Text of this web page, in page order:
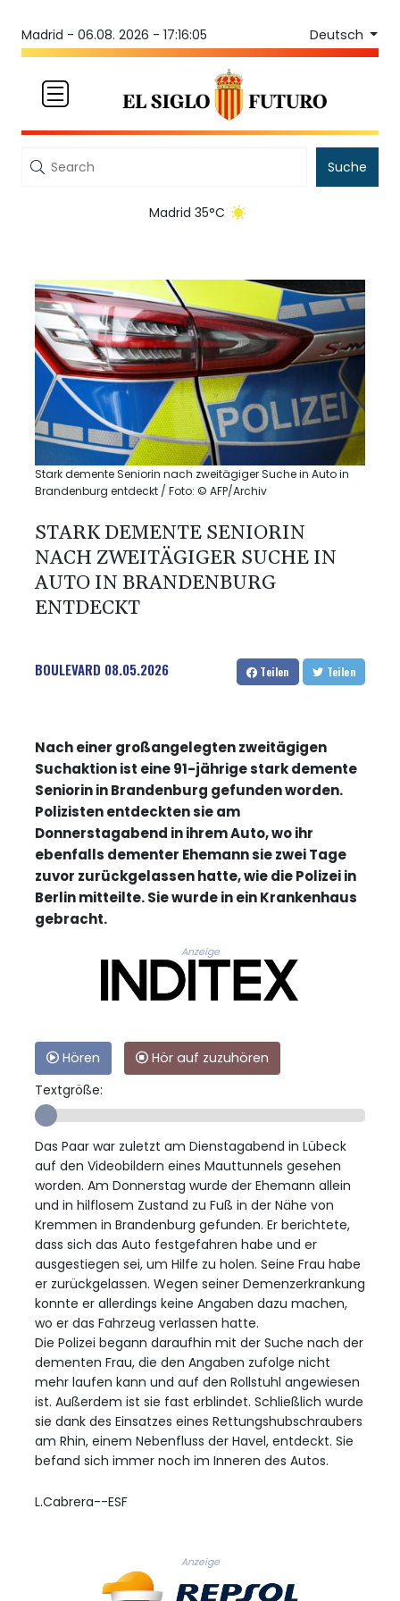
Madrid - 06.08. 2026 - 17:16:05 Deutsch
Suche
Madrid 35°C
Stark demente Seniorin nach zweitägiger Suche in Auto in
Brandenburg entdeckt / Foto: © AFP/Archiv
STARK DEMENTE SENIORIN
NACH ZWEITÄGIGER SUCHE IN
AUTO IN BRANDENBURG
ENTDECKT
BOULEVARD 08.05.2026 Teilen Teilen
Nach einer großangelegten zweitägigen
Suchaktion ist eine 91-jährige stark demente
Seniorin in Brandenburg gefunden worden.
Polizisten entdeckten sie am
Donnerstagabend in ihrem Auto, wo ihr
ebenfalls dementer Ehemann sie zwei Tage
zuvor zurückgelassen hatte, wie die Polizei in
Berlin mitteilte. Sie wurde in ein Krankenhaus
gebracht.
Anzeige
Hören
Hör auf zuzuhören
Textgröße:
Das Paar war zuletzt am Dienstagabend in Lübeck
auf den Videobildern eines Mauttunnels gesehen
worden. Am Donnerstag wurde der Ehemann allein
und in hilflosem Zustand zu Fuß in der Nähe von
Kremmen in Brandenburg gefunden. Er berichtete,
dass sich das Auto festgefahren habe und er
ausgestiegen sei, um Hilfe zu holen. Seine Frau habe
er zurückgelassen. Wegen seiner Demenzerkrankung
konnte er allerdings keine Angaben dazu machen,
wo er das Fahrzeug verlassen hatte.
Die Polizei begann daraufhin mit der Suche nach der
dementen Frau, die den Angaben zufolge nicht
mehr laufen kann und auf den Rollstuhl angewiesen
ist. Außerdem ist sie fast erblindet. Schließlich wurde
sie dank des Einsatzes eines Rettungshubschraubers
am Rhin, einem Nebenfluss der Havel, entdeckt. Sie
befand sich immer noch im Inneren des Autos.
L.Cabrera--ESF
Anzeige